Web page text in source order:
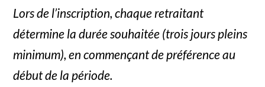
Lors de l’inscription, chaque retraitant
détermine la durée souhaitée (trois jours pleins
minimum), en commençant de préférence au
début de la période.